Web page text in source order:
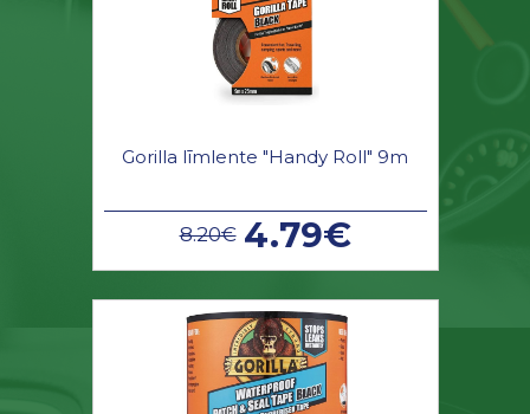
Gorilla līmlente "Handy Roll" 9m
8.20€ 4.79€